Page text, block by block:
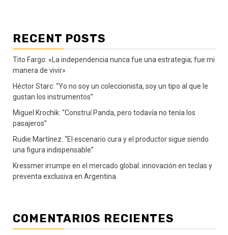
RECENT POSTS
Tito Fargo: «La independencia nunca fue una estrategia; fue mi
manera de vivir»
Héctor Starc: “Yo no soy un coleccionista, soy un tipo al que le
gustan los instrumentos”
Miguel Krochik: “Construí Panda, pero todavía no tenía los
pasajeros”
Rudie Martínez: “El escenario cura y el productor sigue siendo
una figura indispensable”
Kressmer irrumpe en el mercado global: innovación en teclas y
preventa exclusiva en Argentina
COMENTARIOS RECIENTES